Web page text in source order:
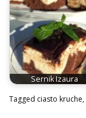
Sernik Izaura
Tagged ciasto kruche,